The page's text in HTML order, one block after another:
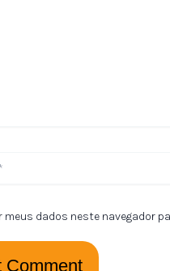
meus dados neste navegador